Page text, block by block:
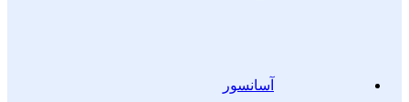
آسانسور